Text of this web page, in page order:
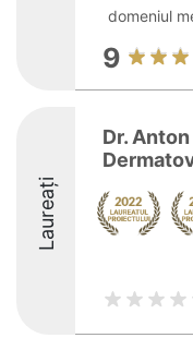
domeniul
9
Laureați
Dr.